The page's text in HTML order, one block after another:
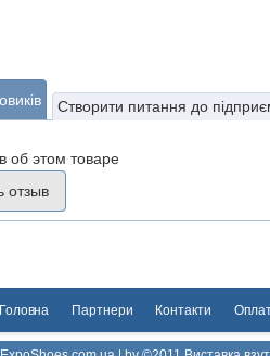
Створити питання до
об этом товаре
отзыв
Головна Партнери Контакти